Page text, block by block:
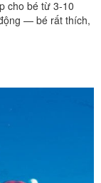
cho bé từ 3-10
— bé rất thích,